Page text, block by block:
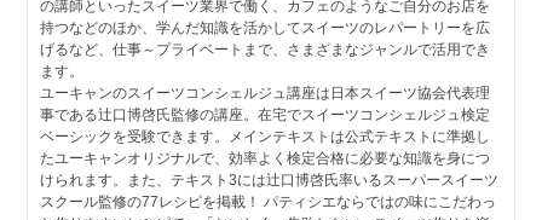
の講師といったスイーツ業界で働く、カフェのようなご自分のお店を
持つなどのほか、学んだ知識を活かしてスイーツのレパートリーを広
げるなど、仕事～プライベートまで、さまざまなジャンルで活用でき
ます。
ユーキャンのスイーツコンシェルジュ講座は日本スイーツ協会代表理
事である辻口博啓氏監修の講座。在宅でスイーツコンシェルジュ検定
ベーシックを受験できます。メインテキストは公式テキストに準拠し
たユーキャンオリジナルで、効率よく検定合格に必要な知識を身につ
けられます。また、テキスト3には辻口博啓氏率いるスーパースイーツ
スクール監修の77レシピを掲載！ パティシエならではの味にこだわっ